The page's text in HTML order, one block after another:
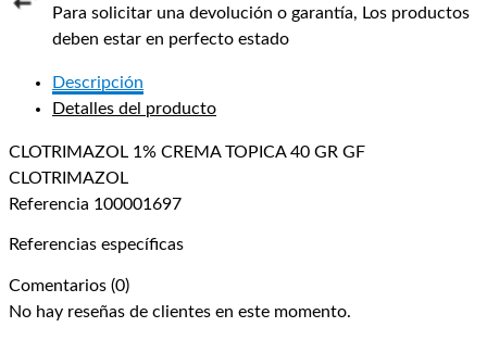
Para solicitar una devolución o garantía, Los productos
deben estar en perfecto estado
Descripción
Detalles del producto
CLOTRIMAZOL 1% CREMA TOPICA 40 GR GF
CLOTRIMAZOL
Referencia 100001697
Referencias específicas
Comentarios (0)
No hay reseñas de clientes en este momento.